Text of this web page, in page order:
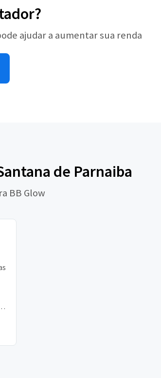
ajudar a aumentar sua renda
de Parnaiba
BB Glow